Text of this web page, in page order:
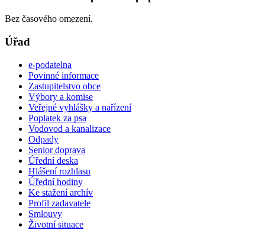
Bez časového omezení.
Úřad
e-podatelna
Povinné informace
Zastupitelstvo obce
Výbory a komise
Veřejné vyhlášky a nařízení
Poplatek za psa
Vodovod a kanalizace
Odpady
Senior doprava
Úřední deska
Hlášení rozhlasu
Úřední hodiny
Ke stažení archív
Profil zadavatele
Smlouvy
Životní situace